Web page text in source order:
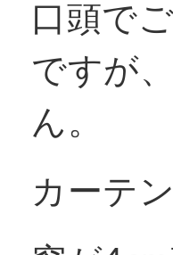
口頭で
ですが
ん。
カーテ